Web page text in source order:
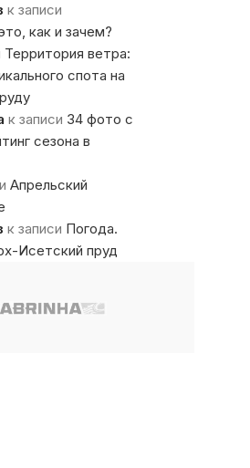
к записи
как и зачем?
Территория ветра:
спота на
к записи 34 фото с
сезона в
Апрельский
к записи Погода.
Исетский пруд